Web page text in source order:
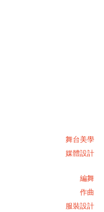
舞台美學
媒體設計
編舞
作曲
服裝設計